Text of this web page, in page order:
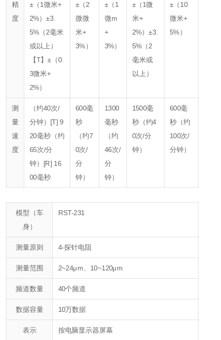
精
度
±（1微米+
2%）±3.
5% （2毫米
或以上）
【T】±（0.
3微米+
2%）
±（2
微微
米+
3%）
±（1
微m
+
3%）
±（1微
米+
2%）±3.
5% （2
毫米或
以上）
±（10
微米+
5%）
测
量
速
度
（约40次/
分钟） [T] 9
20毫秒（约
65次/分
钟） [R] 16
00毫秒
600毫
秒
（约7
0次/
分
钟）
1300
毫秒
（约
46次/
分
钟）
1500毫
秒（约4
0次/分
钟）
600毫
秒（约
100次/
分钟）
模型（车
身）
RST-231
测量原则 4-探针电阻
测量范围 2~24μm、10~120μm
频道数量 40个频道
数据容量 10万数据
表示 按电脑显示器屏幕